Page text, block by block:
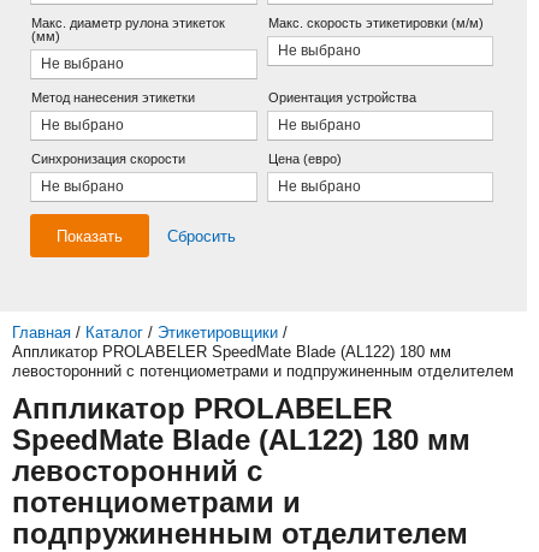
Макс. диаметр рулона этикеток
(мм)
Не выбрано
Макс. скорость этикетировки (м/м)
Не выбрано
Метод нанесения этикетки
Не выбрано
Ориентация устройства
Не выбрано
Синхронизация скорости
Не выбрано
Цена (евро)
Не выбрано
Показать Сбросить
Главная / Каталог / Этикетировщики /
Аппликатор PROLABELER SpeedMate Blade (AL122) 180 мм
левосторонний с потенциометрами и подпружиненным отделителем
Аппликатор PROLABELER
SpeedMate Blade (AL122) 180 мм
левосторонний с
потенциометрами и
подпружиненным отделителем